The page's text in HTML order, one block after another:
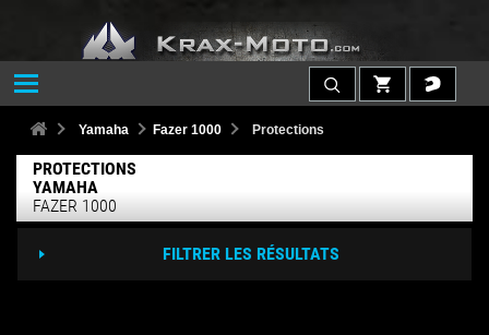
Yamaha Fazer 1000 Protections
PROTECTIONS
YAMAHA
FAZER 1000
FILTRER LES RÉSULTATS